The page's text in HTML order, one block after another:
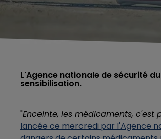
L'Agence nationale de sécurité
sensibilisation.
"Enceinte, les médicaments,
lancée ce mercredi par l'Agence